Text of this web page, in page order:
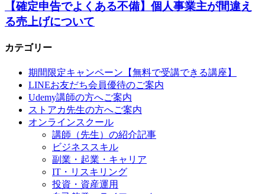
【確定申告でよくある不備】個人事業主が間違え
る売上げについて
カテゴリー
期間限定キャンペーン【無料で受講できる講座】
LINEお友だち会員優待のご案内
Udemy講師の方へご案内
ストアカ先生の方へご案内
オンラインスクール
講師（先生）の紹介記事
ビジネススキル
副業・起業・キャリア
IT・リスキリング
投資・資産運用